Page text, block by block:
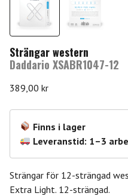
Strängar western
Daddario XSABR1047-12
389,00 kr
Finns i lager
Leveranstid: 1–3
Strängar för 12-strängad
Extra Light. 12-strängad.